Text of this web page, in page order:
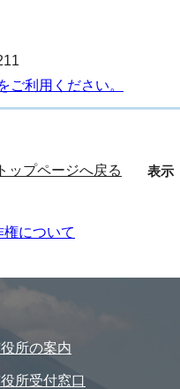
利用ください。
トップページへ戻る 表示
権について
所の案内
所受付窓口